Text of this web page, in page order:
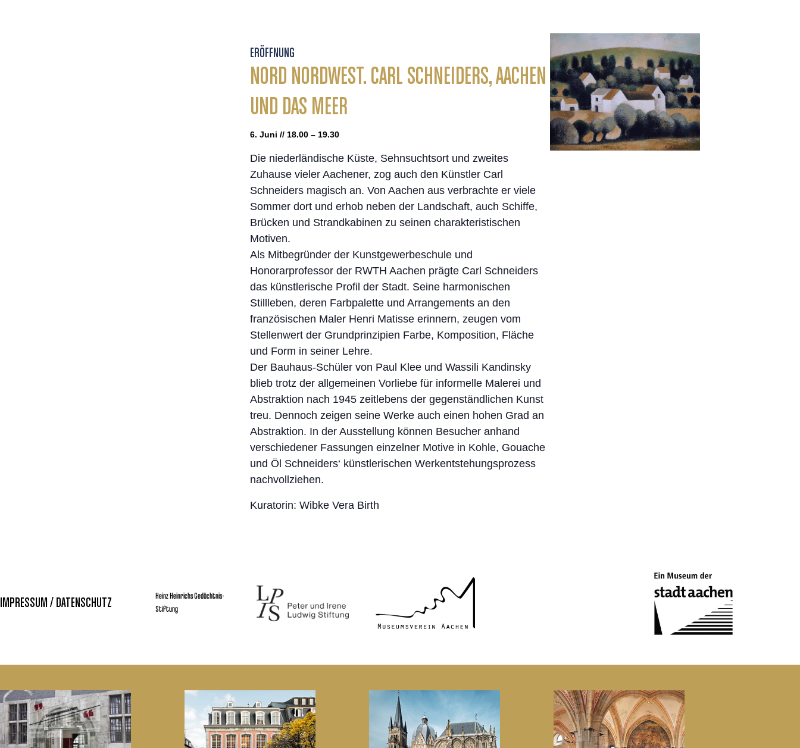
ERÖFFNUNG
NORD NORDWEST. CARL SCHNEIDERS, AACHEN
UND DAS MEER
6. Juni // 18.00 – 19.30
Die niederländische Küste, Sehnsuchtsort und zweites
Zuhause vieler Aachener, zog auch den Künstler Carl
Schneiders magisch an. Von Aachen aus verbrachte er viele
Sommer dort und erhob neben der Landschaft, auch Schiffe,
Brücken und Strandkabinen zu seinen charakteristischen
Motiven.
Als Mitbegründer der Kunstgewerbeschule und
Honorarprofessor der RWTH Aachen prägte Carl Schneiders
das künstlerische Profil der Stadt. Seine harmonischen
Stillleben, deren Farbpalette und Arrangements an den
französischen Maler Henri Matisse erinnern, zeugen vom
Stellenwert der Grundprinzipien Farbe, Komposition, Fläche
und Form in seiner Lehre.
Der Bauhaus-Schüler von Paul Klee und Wassili Kandinsky
blieb trotz der allgemeinen Vorliebe für informelle Malerei und
Abstraktion nach 1945 zeitlebens der gegenständlichen Kunst
treu. Dennoch zeigen seine Werke auch einen hohen Grad an
Abstraktion. In der Ausstellung können Besucher anhand
verschiedener Fassungen einzelner Motive in Kohle, Gouache
und Öl Schneiders‘ künstlerischen Werkentstehungsprozess
nachvollziehen.
Kuratorin: Wibke Vera Birth
IMPRESSUM / DATENSCHUTZ
Heinz Heinrichs Gedächtnis-
Stiftung